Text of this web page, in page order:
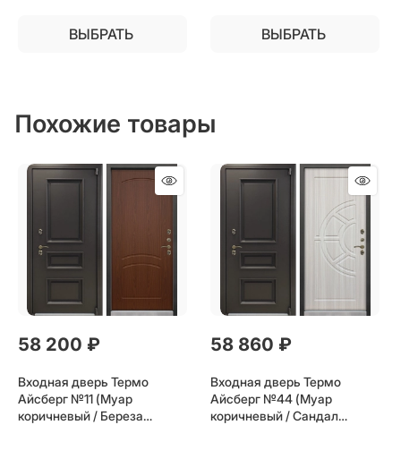
ВЫБРАТЬ ВЫБРАТЬ
Похожие товары
58 200 ₽
Входная дверь Термо
Айсберг №11 (Муар
коричневый / Береза
58 860 ₽
Входная дверь Термо
Айсберг №44 (Муар
коричневый / Сандал